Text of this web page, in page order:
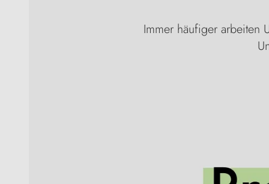
Immer häufiger arbeiten